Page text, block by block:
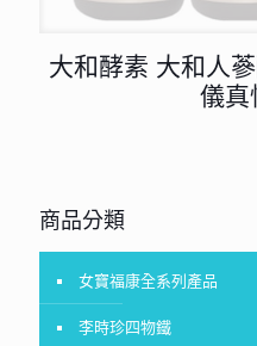
大和酵素 大和人
儀真
商品分類
女寶福康全系列產品
李時珍四物鐵